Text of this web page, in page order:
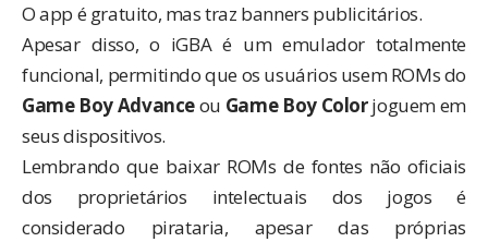
O app é gratuito, mas traz banners publicitários.
Apesar disso, o iGBA é um emulador totalmente
funcional, permitindo que os usuários usem ROMs do
Game Boy Advanceou Game Boy Colorjoguem em
seus dispositivos.
Lembrando que baixar ROMs de fontes não oficiais
dos proprietários intelectuais dos jogos é
considerado pirataria, apesar das próprias